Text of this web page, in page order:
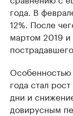
года. В
12%. После
мартом 2019 и
Особенностью
года стал
дни и
довирусным